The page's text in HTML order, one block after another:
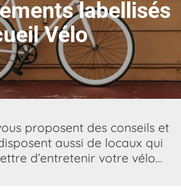
labellisés
Vélo
proposent des conseils et
aussi de locaux qui
d’entretenir votre vélo…